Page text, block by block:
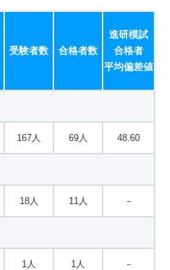
受験者数 合格者数
進研模試
合格者
平均偏差値
167人 69人 48.60
18人 11人 －
1人 1人 －